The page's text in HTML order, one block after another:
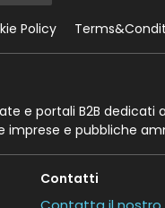
Policy
e portali B2B dedicati
e pubbliche
Contatti